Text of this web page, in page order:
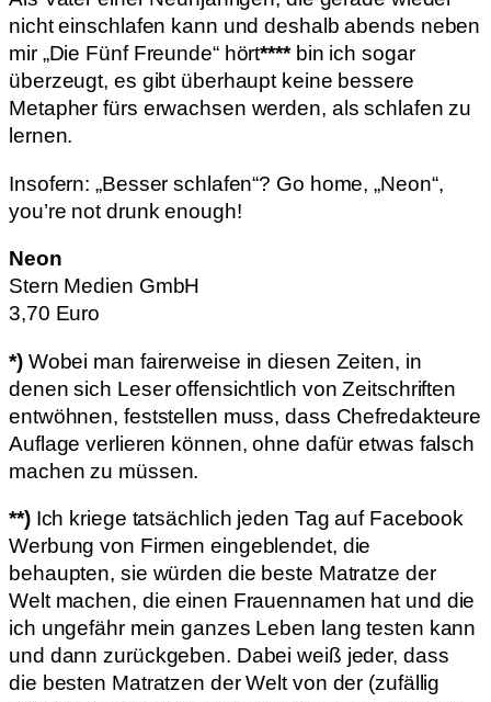
nicht einschlafen kann und deshalb abends neben
mir „Die Fünf Freunde“ hört****bin ich sogar
überzeugt, es gibt überhaupt keine bessere
Metapher fürs erwachsen werden, als schlafen zu
lernen.
Insofern: „Besser schlafen“? Go home, „Neon“,
you’re not drunk enough!
Neon
Stern Medien GmbH
3,70 Euro
*)Wobei man fairerweise in diesen Zeiten, in
denen sich Leser offensichtlich von Zeitschriften
entwöhnen, feststellen muss, dass Chefredakteure
Auflage verlieren können, ohne dafür etwas falsch
machen zu müssen.
**)Ich kriege tatsächlich jeden Tag auf Facebook
Werbung von Firmen eingeblendet, die
behaupten, sie würden die beste Matratze der
Welt machen, die einen Frauennamen hat und die
ich ungefähr mein ganzes Leben lang testen kann
und dann zurückgeben. Dabei weiß jeder, dass
die besten Matratzen der Welt von der (zufällig